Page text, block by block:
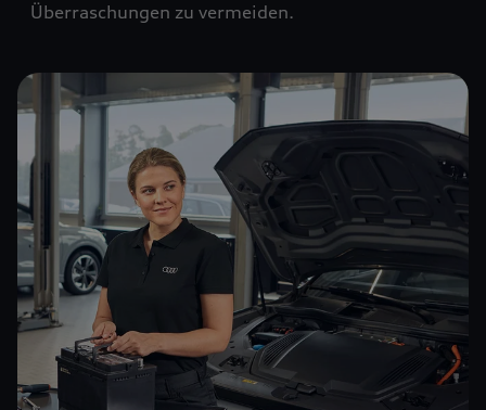
Überraschungen zu vermeiden.